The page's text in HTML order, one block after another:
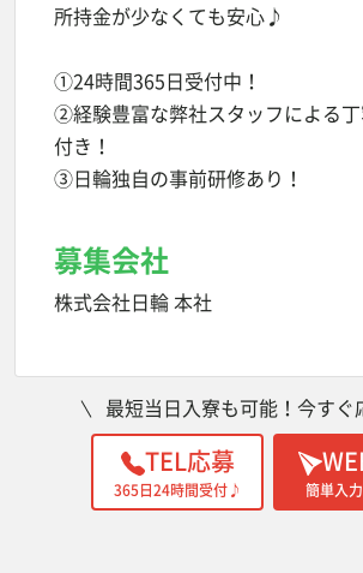
所持金が少なくても安心♪
①24時間365日受付中！
②経験豊富な弊社スタッフによる
付き！
③日輪独自の事前研修あり！
募集会社
株式会社日輪 本社
最短当日入寮も可能！今すぐ
簡単入
TEL応募
365日24時間受付♪